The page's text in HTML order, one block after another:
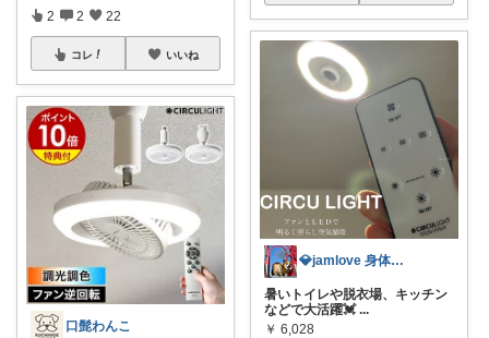
2 2 22
コレ いいね
口髭わんこ
💎jamlove 身体に優しく
暑いトイレや脱衣場、キッチン
などで大活躍💓 ...
￥ 6,028